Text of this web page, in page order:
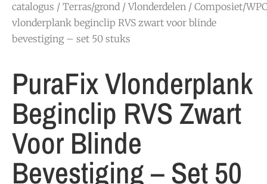
catalogus / Terras/grond /Vlonderdelen / Composiet/WPC
vlonderplank beginclip RVS zwart voor blinde
bevestiging – set 50 stuks
PuraFix Vlonderplank
Beginclip RVS Zwart
Voor Blinde
Bevestiging – Set 50